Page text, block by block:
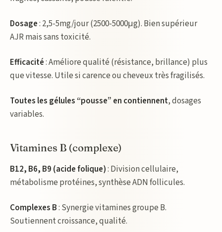
Dosage: 2,5-5mg/jour (2500-5000μg). Bien supérieur
AJR mais sans toxicité.
Efficacité: Améliore qualité (résistance, brillance) plus
que vitesse. Utile si carence ou cheveux très fragilisés.
Toutes les gélules “pousse” en contiennent, dosages
variables.
Vitamines B (complexe)
B12, B6, B9 (acide folique): Division cellulaire,
métabolisme protéines, synthèse ADN follicules.
Complexes B: Synergie vitamines groupe B.
Soutiennent croissance, qualité.